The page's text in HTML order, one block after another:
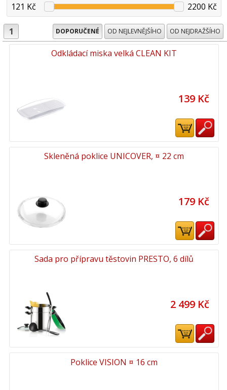
121 Kč
2200 Kč
1 DOPORUČENÉ OD NEJLEVNĚJŠÍHO OD NEJDRAŽŠÍHO
Odkládací miska velká CLEAN KIT
139 Kč
Skleněná poklice UNICOVER, ¤ 22 cm
179 Kč
Sada pro přípravu těstovin PRESTO, 6 dílů
2 499 Kč
Poklice VISION ¤ 16 cm